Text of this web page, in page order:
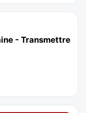
- Transmettre